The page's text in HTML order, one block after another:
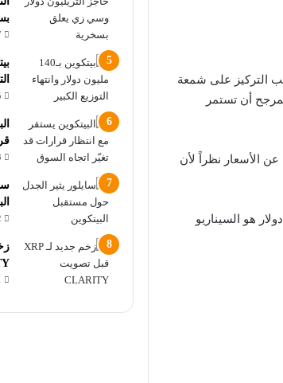
التركيز على شمعة
أن تستمر
الأسعار نظراً لأن
في هذه الحالة، فإن التداول الجانبي في منطقة 0.060 دولار – 0.063 دولار هو السيناريو